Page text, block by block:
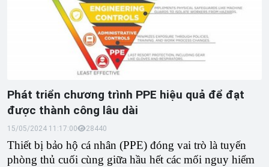
Phát triển chương trình PPE hiệu quả để đạt
được thành công lâu dài
15/05/2024 11:17:00 28440
Thiết bị bảo hộ cá nhân (PPE) đóng vai trò là tuyến
phòng thủ cuối cùng giữa hầu hết các mối nguy hiểm